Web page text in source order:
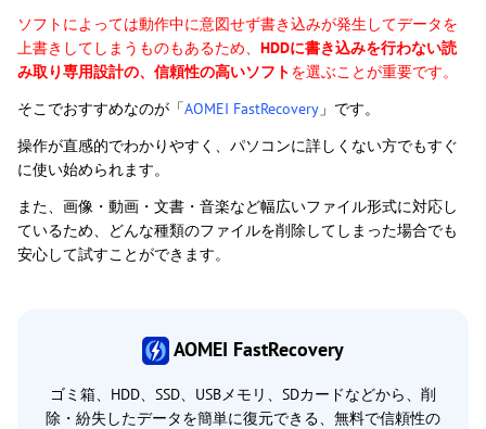
ソフトによっては動作中に意図せず書き込みが発生してデータを
上書きしてしまうものもあるため、 HDDに書き込みを行わない読
み取り専用設計の、信頼性の高いソフトを選ぶことが重要です。
そこでおすすめなのが「AOMEI FastRecovery 」です。
操作が直感的でわかりやすく、パソコンに詳しくない方でもすぐ
に使い始められます。
また、画像・動画・文書・音楽など幅広いファイル形式に対応し
ているため、どんな種類のファイルを削除してしまった場合でも
安心して試すことができます。
AOMEI FastRecovery
ゴミ箱、HDD、SSD、USBメモリ、SDカードなどから、削
除・紛失したデータを簡単に復元できる、無料で信頼性の